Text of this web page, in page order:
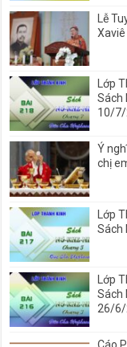
Lễ
Lớp
Sách
10/
Ý
chị
Lớp
Sách
Lớp
Sách
26/